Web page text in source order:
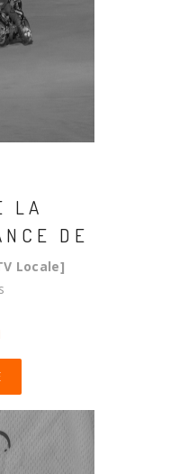
LA
DE
Locale]